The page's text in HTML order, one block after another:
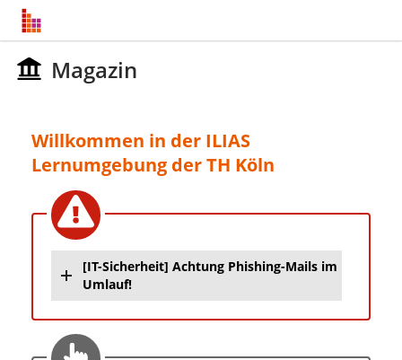
Magazin
Willkommen in der ILIAS
Lernumgebung der TH Köln
[IT-Sicherheit] Achtung Phishing-Mails im
Umlauf!